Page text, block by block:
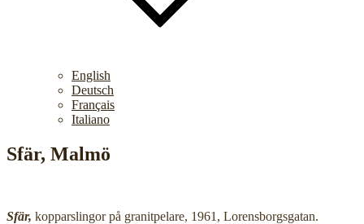
English
Deutsch
Français
Italiano
Sfär, Malmö
Sfär, kopparslingor på granitpelare, 1961, Lorensborgsgatan.